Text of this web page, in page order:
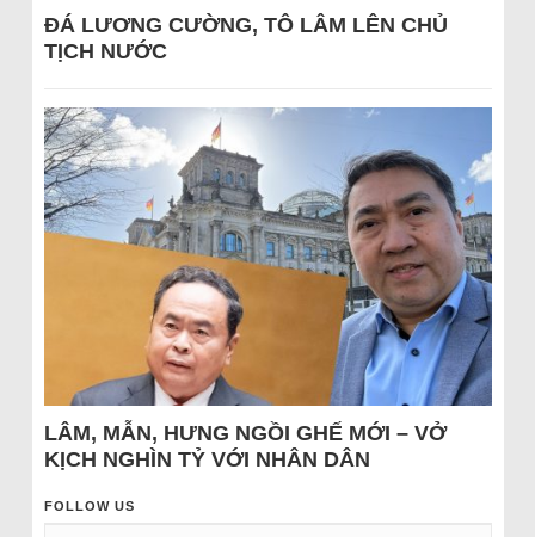
ĐÁ LƯƠNG CƯỜNG, TÔ LÂM LÊN CHỦ
TỊCH NƯỚC
LÂM, MẪN, HƯNG NGỒI GHẾ MỚI – VỞ
KỊCH NGHÌN TỶ VỚI NHÂN DÂN
FOLLOW US